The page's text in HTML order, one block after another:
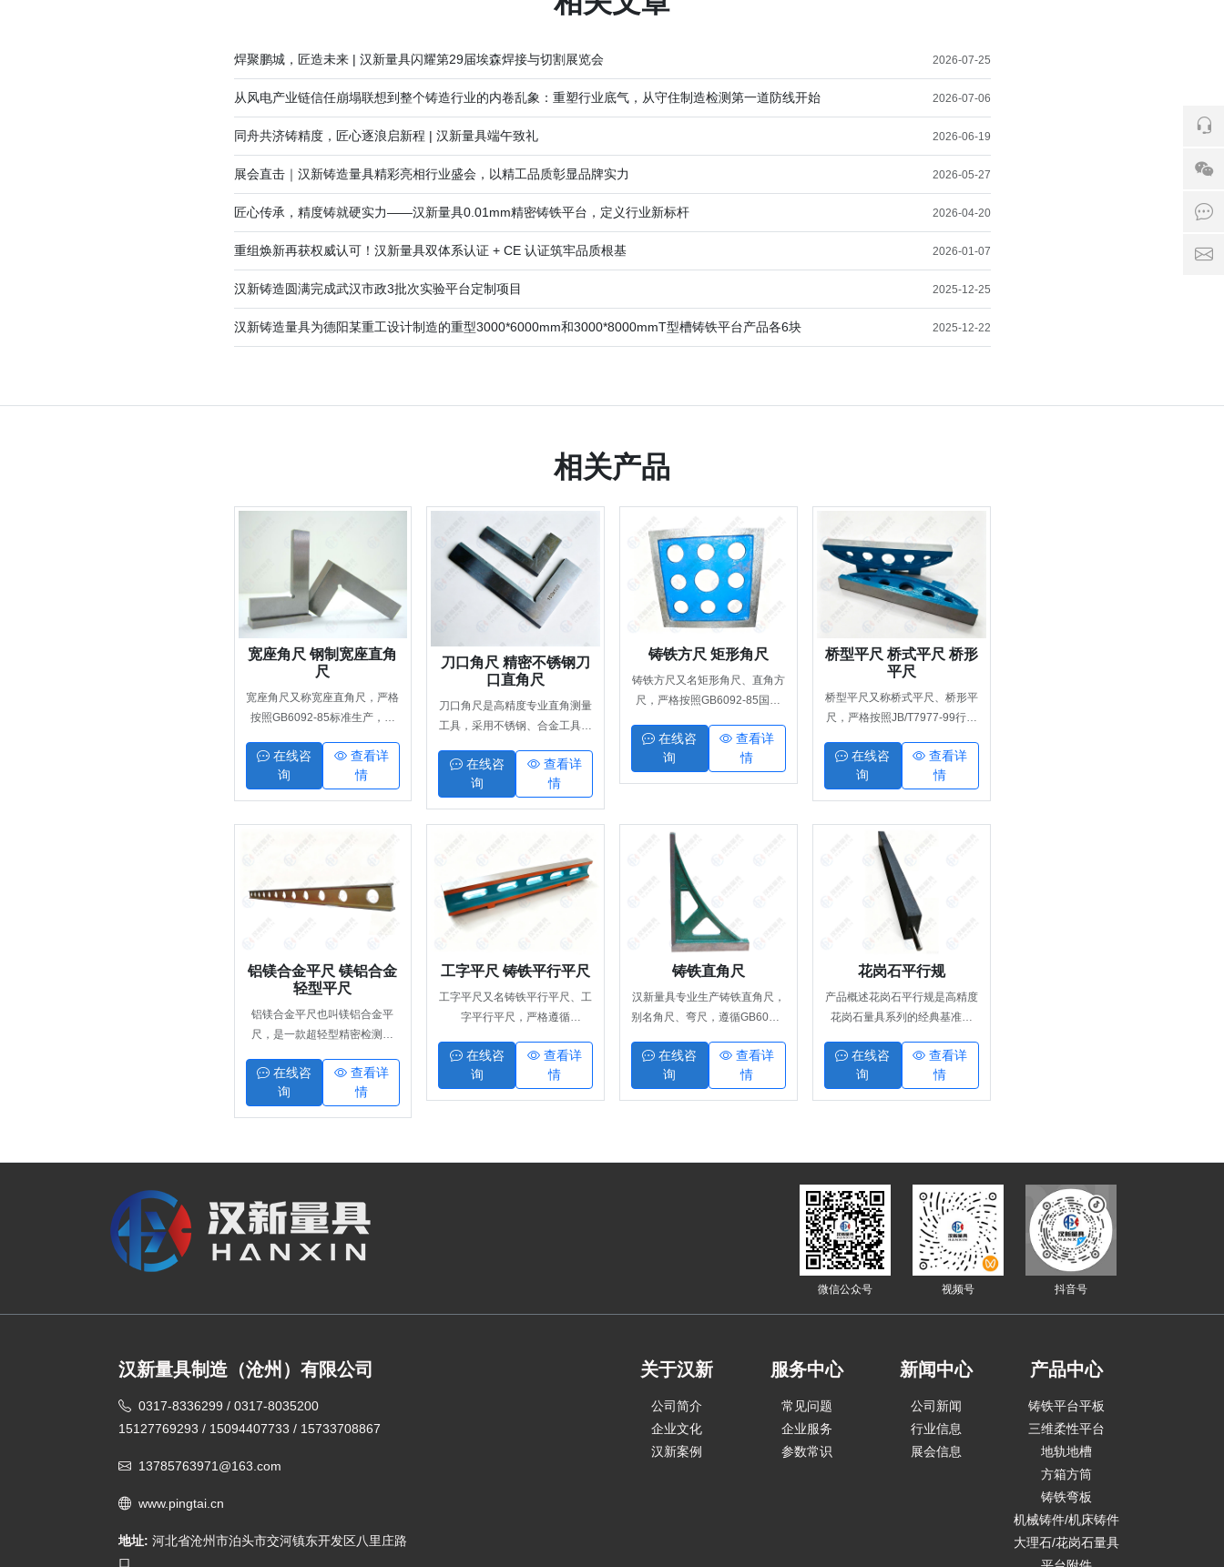
焊聚鹏城，匠造未来 | 汉新量具闪耀第29届埃森焊接与切割展览会 2026-07-25
从风电产业链信任崩塌联想到整个铸造行业的内卷乱象：重塑行业底气，从守住制造检测第一道防线开始 2026-07-06
同舟共济铸精度，匠心逐浪启新程 | 汉新量具端午致礼 2026-06-19
展会直击｜汉新铸造量具精彩亮相行业盛会，以精工品质彰显品牌实力 2026-05-27
匠心传承，精度铸就硬实力——汉新量具0.01mm精密铸铁平台，定义行业新标杆 2026-04-20
重组焕新再获权威认可！汉新量具双体系认证 + CE 认证筑牢品质根基 2026-01-07
汉新铸造圆满完成武汉市政3批次实验平台定制项目 2025-12-25
汉新铸造量具为德阳某重工设计制造的重型3000*6000mm和3000*8000mmT型槽铸铁平台产品各6块 2025-12-22
相关产品
宽座角尺 钢制宽座直角
尺
宽座角尺又称宽座直角尺，严格
按照GB6092-85标准生产，采
热处理定型、精密磨削加工制
成，整体稳定不变形，标准1级
在线咨
询
查看详
情
刀口角尺 精密不锈钢刀
口直角尺
刀口角尺是高精度专业直角测量
工具，采用不锈钢、合金工具钢
磨工艺，贴合精准、间隙极小。
标准90°直角结构，支持0级、1
级双精度等级，自带隔热板，刚
度强、弹性变形小，主要用于工
校验，广泛应用于机械加工、模
具制造、精密质检场景，精度稳
定、耐用性强，多规格现货供
在线咨
询
查看详
情
铸铁方尺 矩形角尺
铸铁方尺又名矩形角尺、直角方
尺，严格按照GB6092-85国家
质铸铁材质，经时效去应力、精
密刮研工艺制成。整体刚性强、
试的90°基准量具，是机械车间
常用的精密检测工具。
在线咨
询
查看详
情
桥型平尺 桥式平尺 桥形
平尺
桥型平尺又称桥式平尺、桥形平
尺，严格按照JB/T7977-99行业
质铸铁材质，工作面经精密刮研
工艺处理，精度稳定、刚性十
作为导轨刮削作业涂色研点的基
准研具，适配机床检修、导轨调
试、设备精度校准场景，标准使
用温度20±5℃，是机床精密校
正专用基准量具。
在线咨
询
查看详
情
铝镁合金平尺 镁铝合金
轻型平尺
铝镁合金平尺也叫镁铝合金平
尺，是一款超轻型精密检测平
体成型，屈服强度高、抗弯曲不
易变形、自重轻便，超长尺寸单
人即可操作。适用于纺织机校
便捷，支持多规格现货与定制服
务。
在线咨
询
查看详
情
工字平尺 铸铁平行平尺
工字平尺又名铸铁平行平尺、工
字平行平尺，严格遵循
业标准生产，采用HT250优质铸
铁材质，工作面经精密刮研、磨
削工艺加工。精度稳定、刚性
在线咨
询
查看详
情
铸铁直角尺
汉新量具专业生产铸铁直角尺，
别名角尺、弯尺，遵循GB6092-
铁材质，经时效去应力、精密刮
研工艺制成，刚性强不变形、精
度稳定。适用于机械加工、模具
在线咨
询
查看详
情
花岗石平行规
产品概述花岗石平行规是高精度
花岗石量具系列的经典基准部
多次时效去应力、精密磨削、镜
面研磨工艺加工而成。产品整体
结构规整、工作面平直度高、相
加工、模具检测、计量校准中保
证工件水平、等高、平行状态的
核心精密量具。产品应用广泛应
用于机械制造、模具加工、精密
计量检测、
在线咨
询
查看详
情
微信公众号 视频号 抖音号
汉新量具制造（沧州）有限公司
0317-8336299 / 0317-8035200
15127769293 / 15094407733 / 15733708867
13785763971@163.com
www.pingtai.cn
地址: 河北省沧州市泊头市交河镇东开发区八里庄路
口
关于汉新
公司简介
企业文化
汉新案例
服务中心
常见问题
企业服务
参数常识
新闻中心
公司新闻
行业信息
展会信息
产品中心
铸铁平台平板
三维柔性平台
地轨地槽
方箱方筒
铸铁弯板
机械铸件/机床铸件
大理石/花岗石量具
电
点击
邮箱